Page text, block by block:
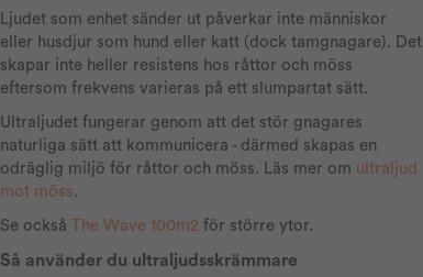
Ljudet som enhet sänder ut påverkar inte människor
eller husdjur som hund eller katt (dock tamgnagare). Det
skapar inte heller resistens hos råttor och möss
eftersom frekvens varieras på ett slumpartat sätt.
Ultraljudet fungerar genom att det stör gnagares
naturliga sätt att kommunicera - därmed skapas en
odräglig miljö för råttor och möss. Läs mer om ultraljud
mot möss.
Se också The Wave 100m2 för större ytor.
Så använder du ultraljudsskrämmare